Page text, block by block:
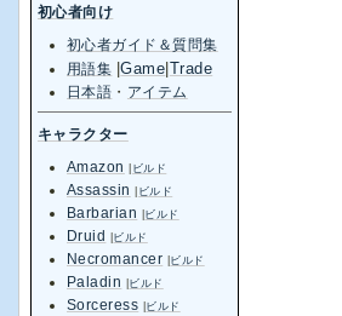
初心者向け
初心者ガイド＆質問集
用語集 |Game Trade
日本語 ・ アイテム
キャラクター
Amazon
ビルド
Assassin ビルド
Barbarian ビルド
Druid ビルド
Necromancer ビルド
Paladin ビルド
Sorceress ビルド